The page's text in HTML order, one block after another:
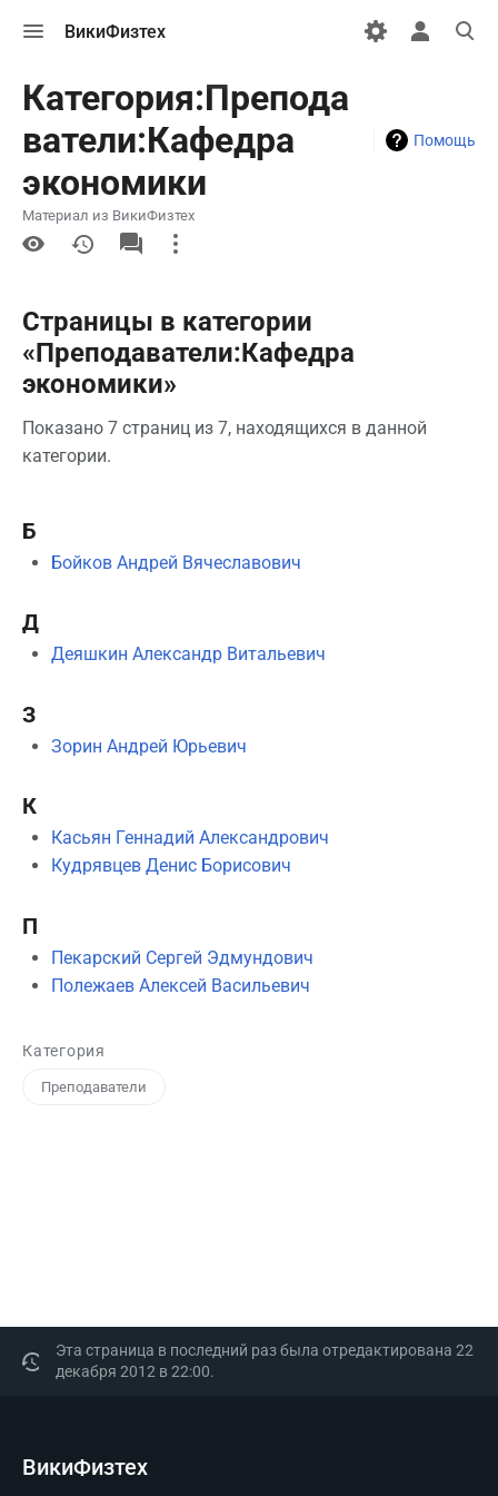
меню
ВикиФизтех
Открыть
поиск
Категория:Препода
ватели:Кафедра
экономики
Помощь
Материал из ВикиФизтех
More
actions
Страницы в категории
«Преподаватели:Кафедра
экономики»
Показано 7 страниц из 7, находящихся в данной
категории.
Б
Бойков Андрей Вячеславович
Д
Деяшкин Александр Витальевич
З
Зорин Андрей Юрьевич
К
Касьян Геннадий Александрович
Кудрявцев Денис Борисович
П
Пекарский Сергей Эдмундович
Полежаев Алексей Васильевич
Категория
Преподаватели
Эта страница в последний раз была отредактирована 22
декабря 2012 в 22:00.
ВикиФизтех